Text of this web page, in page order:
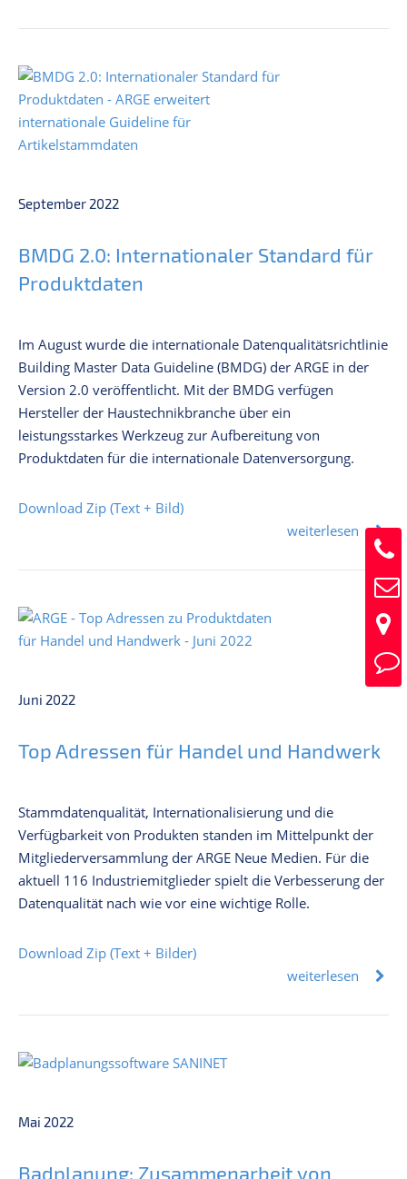
September 2022
BMDG 2.0: Internationaler Standard für
Produktdaten
Im August wurde die internationale Datenqualitätsrichtlinie
Building Master Data Guideline (BMDG) der ARGE in der
Version 2.0 veröffentlicht. Mit der BMDG verfügen
Hersteller der Haustechnikbranche über ein
leistungsstarkes Werkzeug zur Aufbereitung von
Produktdaten für die internationale Datenversorgung.
Download Zip (Text + Bild)
weiterlesen
Juni 2022
Top Adressen für Handel und Handwerk
Stammdatenqualität, Internationalisierung und die
Verfügbarkeit von Produkten standen im Mittelpunkt der
Mitgliederversammlung der ARGE Neue Medien. Für die
aktuell 116 Industriemitglieder spielt die Verbesserung der
Datenqualität nach wie vor eine wichtige Rolle.
Download Zip (Text + Bilder)
weiterlesen
Mai 2022
Badplanung: Zusammenarbeit von